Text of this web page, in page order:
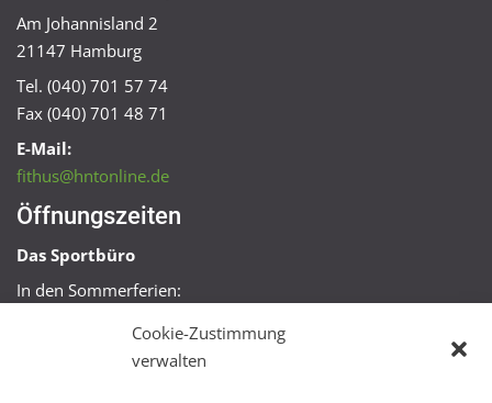
Cookie-Zustimmung
verwalten
Am Johannisland 2
21147 Hamburg
Tel. (040) 701 57 74
Fax (040) 701 48 71
E-Mail:
fithus@hntonline.de
Öffnungszeiten
Das Sportbüro
In den Sommerferien:
Mo + Mi 16:00 – 18:00 Uhr